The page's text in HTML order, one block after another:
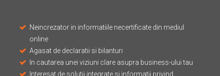
Neincrezator in informatiile necertificate din mediul
online
Agasat de declaratii si bilanturi
In cautarea unei viziuni clare asupra business-ului tau
Interesat de solutii integrate si informatii privind